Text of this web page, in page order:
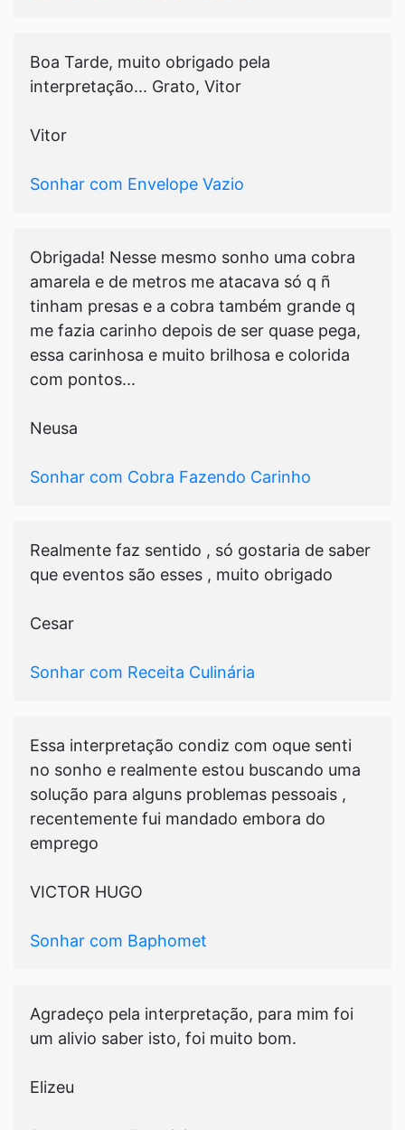
Boa Tarde, muito obrigado pela
interpretação... Grato, Vitor
Vitor
Sonhar com Envelope Vazio
Obrigada! Nesse mesmo sonho uma cobra
amarela e de metros me atacava só q ñ
tinham presas e a cobra também grande q
me fazia carinho depois de ser quase pega,
essa carinhosa e muito brilhosa e colorida
com pontos...
Neusa
Sonhar com Cobra Fazendo Carinho
Realmente faz sentido , só gostaria de saber
que eventos são esses , muito obrigado
Cesar
Sonhar com Receita Culinária
Essa interpretação condiz com oque senti
no sonho e realmente estou buscando uma
solução para alguns problemas pessoais ,
recentemente fui mandado embora do
emprego
VICTOR HUGO
Sonhar com Baphomet
Agradeço pela interpretação, para mim foi
um alivio saber isto, foi muito bom.
Elizeu